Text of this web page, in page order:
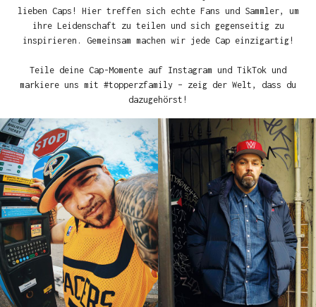
lieben Caps! Hier treffen sich echte Fans und Sammler, um
ihre Leidenschaft zu teilen und sich gegenseitig zu
inspirieren. Gemeinsam machen wir jede Cap einzigartig!
Teile deine Cap-Momente auf Instagram und TikTok und
markiere uns mit #topperzfamily – zeig der Welt, dass du
dazugehörst!